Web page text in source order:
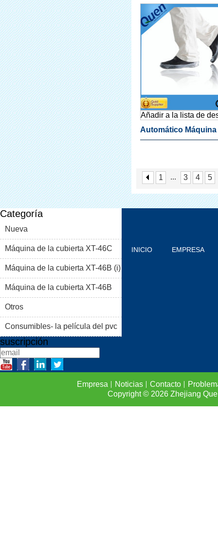
Médicos
Añadir a la lista de
Automático Máquina
1
... 3 4 5
Categoría
Nueva
Máquina de la cubierta XT-46C
Máquina de la cubierta XT-46B (i)
Máquina de la cubierta XT-46B
(II)
Otros
Consumibles- la película del pvc
suscripción
INICIO EMPRESA
Empresa Noticias Contacto
Copyright © 2026Zhejiang